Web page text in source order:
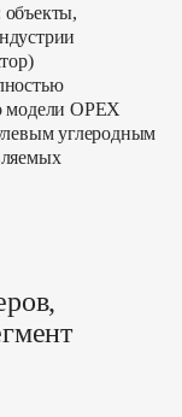
объекты,
модели OPEX
углеродным